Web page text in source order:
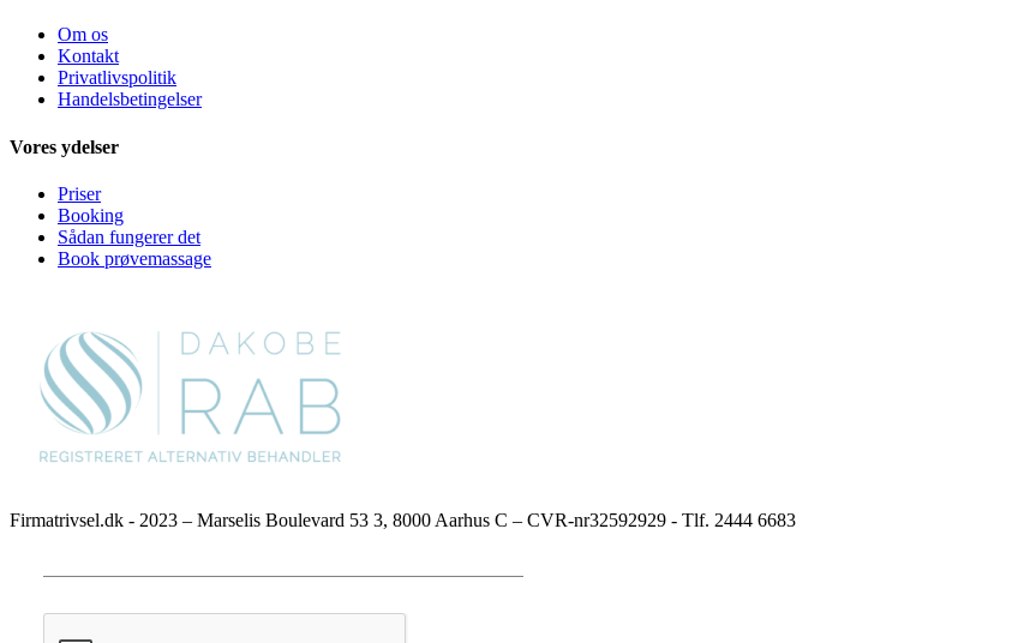
Om os
Kontakt
Privatlivspolitik
Handelsbetingelser
Vores ydelser
Priser
Booking
Sådan fungerer det
Book prøvemassage
Firmatrivsel.dk - 2023 – Marselis Boulevard 53 3, 8000 Aarhus C – CVR-nr32592929 - Tlf. 2444 6683